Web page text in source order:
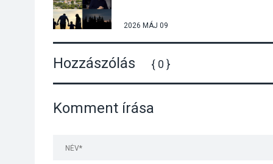
2026 MÁJ 09
Hozzászólás { 0 }
Komment írása